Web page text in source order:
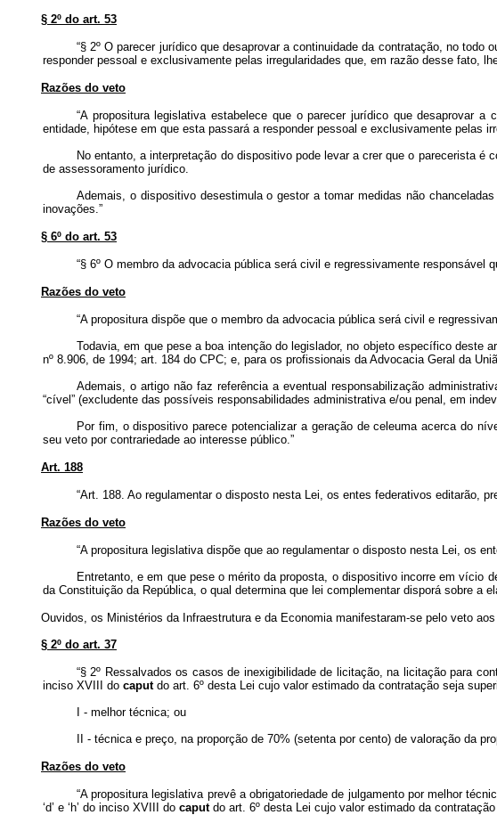
§ 2º do art. 53
“§ 2º O parecer jurídico que desaprovar a continuidade da contratação, no
responder pessoal e exclusivamente pelas irregularidades que, em razão desse fato,
Razões do veto
“A propositura legislativa estabelece que o parecer jurídico que desaprovar
entidade, hipótese em que esta passará a responder pessoal e exclusivamente pelas
No entanto, a interpretação do dispositivo pode levar a crer que o parecerista
de assessoramento jurídico.
Ademais, o dispositivo desestimula o gestor a tomar medidas não
inovações.”
§ 6º do art. 53
“§ 6º O membro da advocacia pública será civil e regressivamente responsável
Razões do veto
“A propositura dispõe que o membro da advocacia pública será civil e
Todavia, em que pese a boa intenção do legislador, no objeto específico deste
nº 8.906, de 1994; art. 184 do CPC; e, para os profissionais da Advocacia Geral da
Ademais, o artigo não faz referência a eventual responsabilização
“cível” (excludente das possíveis responsabilidades administrativa e/ou penal, em
Por fim, o dispositivo parece potencializar a geração de celeuma acerca do
seu veto por contrariedade ao interesse público.”
Art. 188
“Art. 188. Ao regulamentar o disposto nesta Lei, os entes federativos editarão,
Razões do veto
“A propositura legislativa dispõe que ao regulamentar o disposto nesta Lei, os
Entretanto, e em que pese o mérito da proposta, o dispositivo incorre em vício
da Constituição da República, o qual determina que lei complementar disporá sobre a
Ouvidos, os Ministérios da Infraestrutura e da Economia manifestaram-se pelo veto
§ 2º do art. 37
“§ 2º Ressalvados os casos de inexigibilidade de licitação, na licitação para
inciso XVIII do caputdo art. 6º desta Lei cujo valor estimado da contratação seja
I - melhor técnica; ou
II - técnica e preço, na proporção de 70% (setenta por cento) de valoração da
Razões do veto
“A propositura legislativa prevê a obrigatoriedade de julgamento por melhor
‘d’ e ‘h’ do inciso XVIII do caputdo art. 6º desta Lei cujo valor estimado da